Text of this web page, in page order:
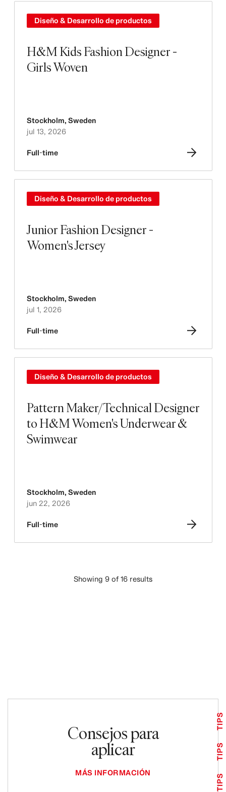
H&M Kids Fashion Designer -
Girls Woven
Diseño & Desarrollo de productos
Stockholm, Sweden
jul 13, 2026
Full-time
Junior Fashion Designer -
Women's Jersey
Diseño & Desarrollo de productos
Stockholm, Sweden
jul 1, 2026
Full-time
Pattern Maker/Technical Designer
to H&M Women's Underwear &
Swimwear
Diseño & Desarrollo de productos
Stockholm, Sweden
jun 22, 2026
Full-time
Showing 9 of 16 results
Consejos para
aplicar
MÁS INFORMACIÓN
TIPS
TIPS
TIPS